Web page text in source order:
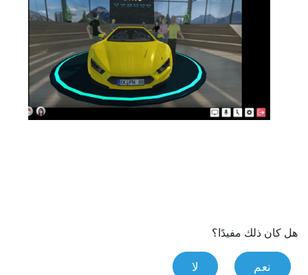
هل كان ذلك مفيدًا؟
نعم لا